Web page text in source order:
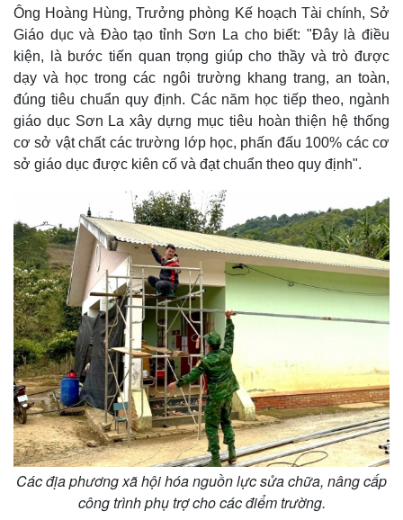
Ông Hoàng Hùng, Trưởng phòng Kế hoạch Tài chính, Sở
Giáo dục và Đào tạo tỉnh Sơn La cho biết: "Đây là điều
kiện, là bước tiến quan trọng giúp cho thầy và trò được
dạy và học trong các ngôi trường khang trang, an toàn,
đúng tiêu chuẩn quy định. Các năm học tiếp theo, ngành
giáo dục Sơn La xây dựng mục tiêu hoàn thiện hệ thống
cơ sở vật chất các trường lớp học, phấn đấu 100% các cơ
sở giáo dục được kiên cố và đạt chuẩn theo quy định".
Các địa phương xã hội hóa nguồn lực sửa chữa, nâng cấp
công trình phụ trợ cho các điểm trường.